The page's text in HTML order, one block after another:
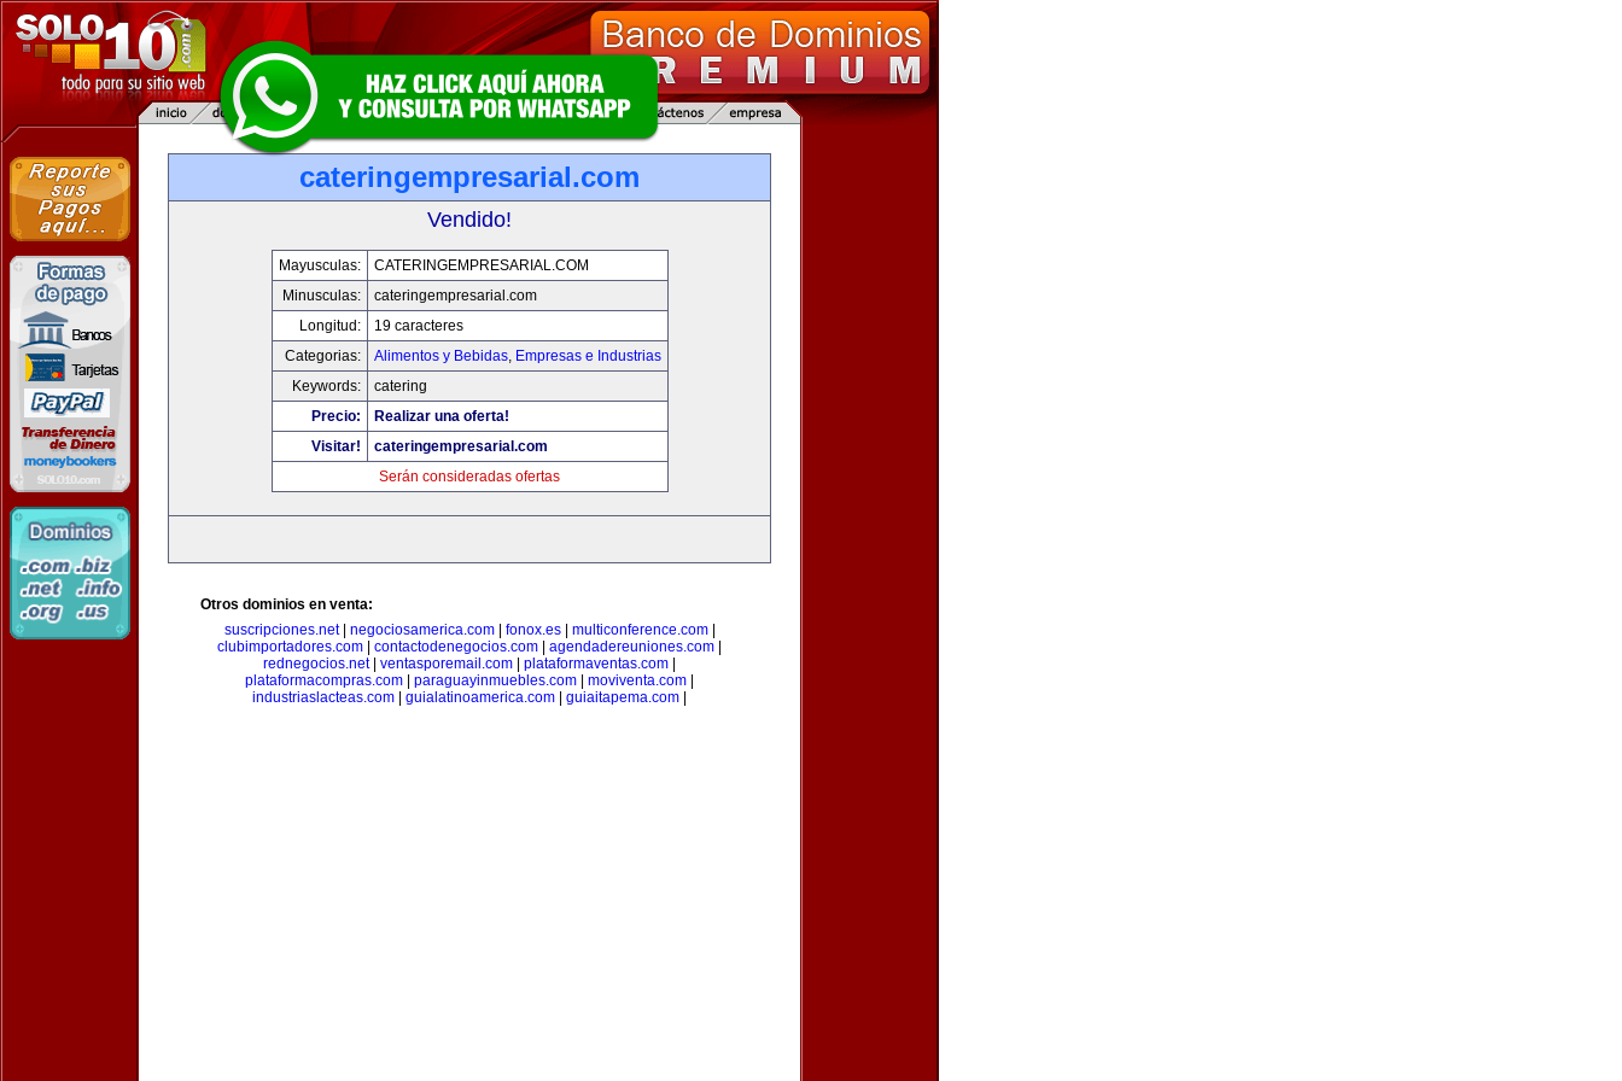
cateringempresarial.com
Vendido!
Mayusculas:
CATERINGEMPRESARIAL.COM
Minusculas:
cateringempresarial.com
Longitud:
19 caracteres
Categorias:
Alimentos y Bebidas, Empresas e Industrias
Keywords:
catering
Precio:
Realizar una oferta!
Visitar!
cateringempresarial.com
Serán consideradas ofertas
Otros dominios en venta:
suscripciones.net| negociosamerica.com| fonox.es| multiconference.com|
clubimportadores.com
contactodenegocios.com agendadereuniones.com
rednegocios.net| ventasporemail.com plataformaventas.com
plataformacompras.com
paraguayinmuebles.com moviventa.com
industriaslacteas.com
guialatinoamerica.com guiaitapema.com